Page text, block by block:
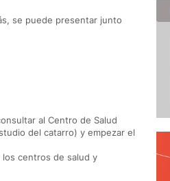
se puede presentar junto
al Centro de Salud
del catarro) y empezar el
centros de salud y